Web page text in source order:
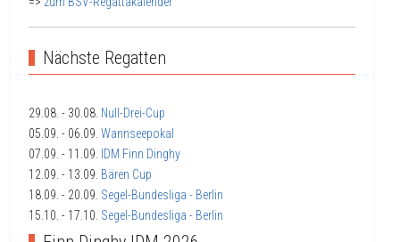
Nächste Regatten
29.08. - 30.08. Null-Drei-Cup
05.09. - 06.09. Wannseepokal
07.09. - 11.09. IDM Finn Dinghy
12.09. - 13.09. Bären Cup
18.09. - 20.09. Segel-Bundesliga - Berlin
15.10. - 17.10. Segel-Bundesliga - Berlin